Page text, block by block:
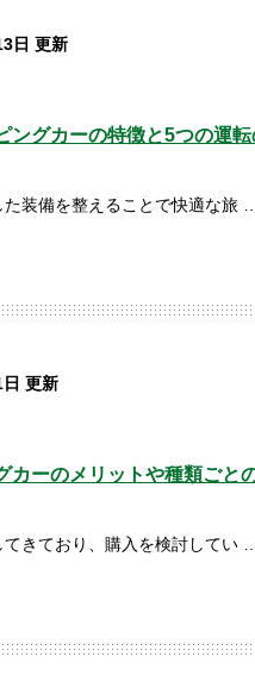
日 更新
ングカーの特徴と5つの運
た装備を整えることで快適な旅
更新
カーのメリットや種類ごと
てきており、購入を検討してい